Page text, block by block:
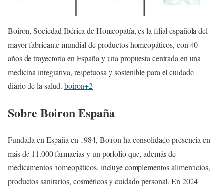
Boiron, Sociedad Ibérica de Homeopatía, es la filial española del
mayor fabricante mundial de productos homeopáticos, con 40
años de trayectoria en España y una propuesta centrada en una
medicina integrativa, respetuosa y sostenible para el cuidado
diario de la salud. boiron+2
Sobre Boiron España
Fundada en España en 1984, Boiron ha consolidado presencia en
más de 11.000 farmacias y un porfolio que, además de
medicamentos homeopáticos, incluye complementos alimenticios,
productos sanitarios, cosméticos y cuidado personal. En 2024